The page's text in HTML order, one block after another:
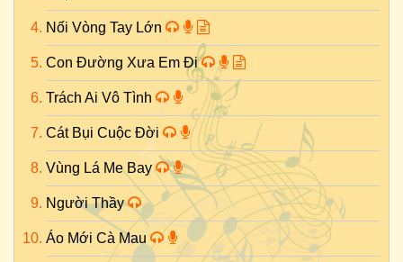
Nối Vòng Tay Lớn
Con Đường Xưa Em Đi
Trách Ai Vô Tình
Cát Bụi Cuộc Đời
Vùng Lá Me Bay
Người Thầy
Áo Mới Cà Mau